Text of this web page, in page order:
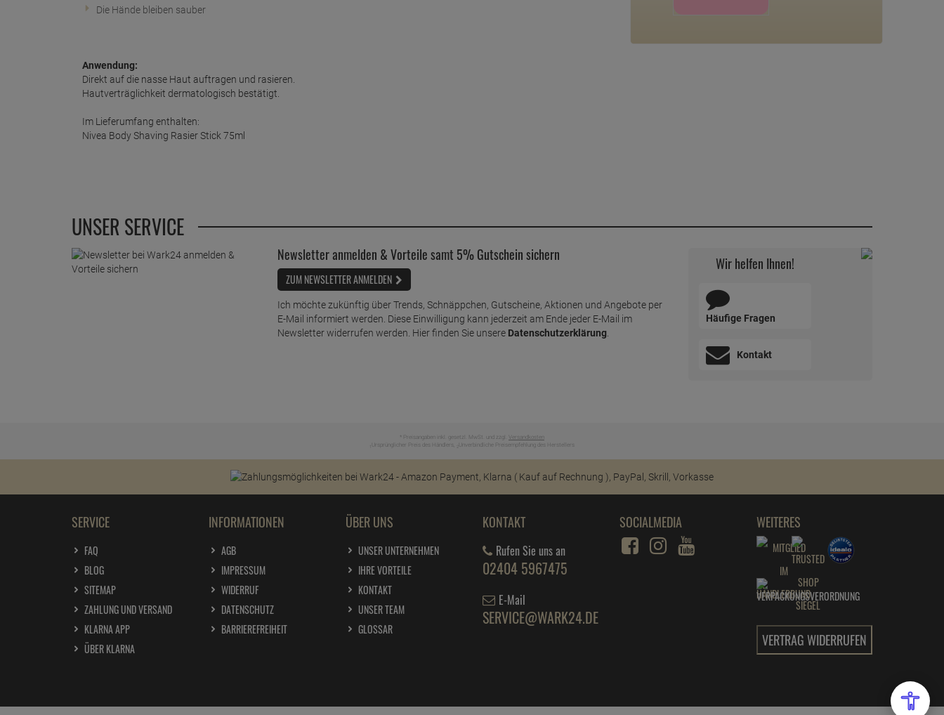
Die Hände bleiben sauber
Anwendung:
Direkt auf die nasse Haut auftragen und rasieren.
Hautverträglichkeit dermatologisch bestätigt.
Im Lieferumfang enthalten:
Nivea Body Shaving Rasier Stick 75ml
UNSER SERVICE
Newsletter anmelden & Vorteile samt 5% Gutschein sichern
ZUM NEWSLETTER ANMELDEN
Ich möchte zukünftig über Trends, Schnäppchen, Gutscheine, Aktionen und Angebote per
E-Mail informiert werden. Diese Einwilligung kann jederzeit am Ende jeder E-Mail im
Newsletter widerrufen werden. Hier finden Sie unsere Datenschutzerklärung.
Wir helfen Ihnen!
Häufige Fragen
Kontakt
* Preisangaben inkl. gesetzl. MwSt. und zzgl. Versandkosten
Ursprünglicher Preis des Händlers, Unverbindliche Preisempfehlung des Herstellers
SERVICE
FAQ
BLOG
SITEMAP
ZAHLUNG UND VERSAND
KLARNA APP
ÜBER KLARNA
INFORMATIONEN
AGB
IMPRESSUM
WIDERRUF
DATENSCHUTZ
BARRIEREFREIHEIT
ÜBER UNS
UNSER UNTERNEHMEN
IHRE VORTEILE
KONTAKT
UNSER TEAM
GLOSSAR
KONTAKT
Rufen Sie uns an
02404 5967475
E-Mail
SERVICE@WARK24.DE
SOCIALMEDIA WEITERES
VERTRAG WIDERRUFEN